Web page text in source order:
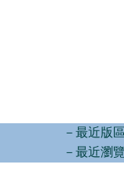
－最近版
－最近瀏